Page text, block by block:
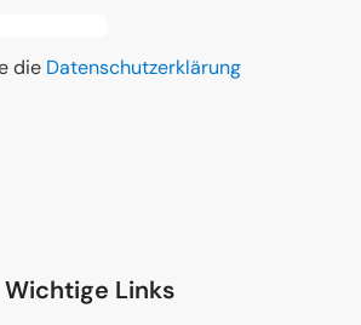
die Datenschutzerklärung
Wichtige Links